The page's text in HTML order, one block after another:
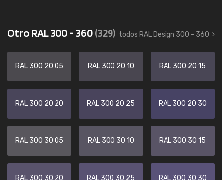
Otro RAL 300 - 360(329) todos RAL Design 300 - 360
RAL 300 20 05 RAL 300 20 10 RAL 300 20 15
RAL 300 20 20 RAL 300 20 25 RAL 300 20 30
RAL 300 30 05 RAL 300 30 10 RAL 300 30 15
RAL 300 30 20 RAL 300 30 25 RAL 300 30 30